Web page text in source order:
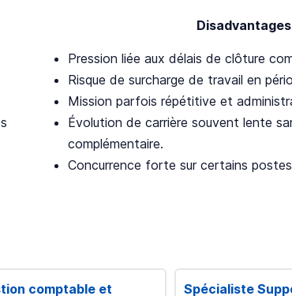
Disadvantages
Pression liée aux délais de clôture
Risque de surcharge de travail en
Mission parfois répétitive et
Évolution de carrière souvent lente
complémentaire.
Concurrence forte sur certains
comptable et
Spécialiste